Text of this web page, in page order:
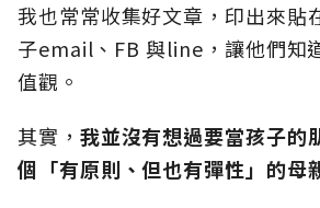
我也常常收集好文章，印出來貼
子email、FB 與line，讓他們知
值觀。
其實， 我並沒有想過要當孩子的
個「有原則、但也有彈性」的母